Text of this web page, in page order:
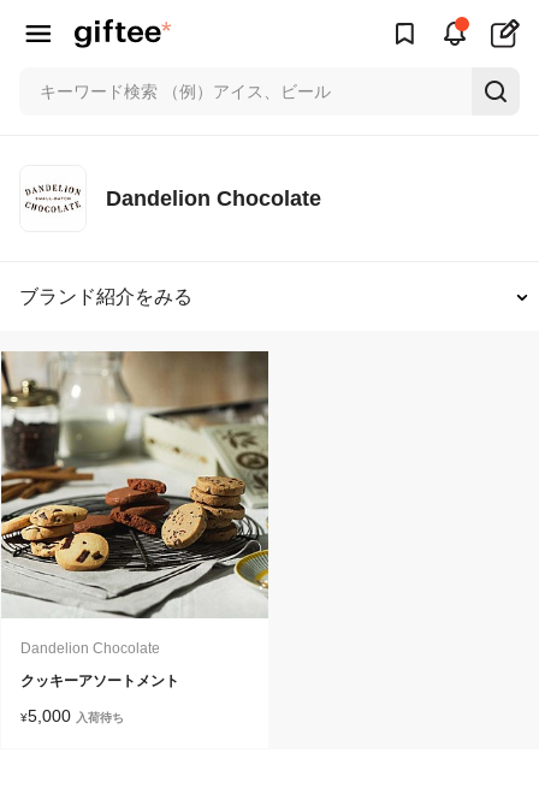
Dandelion Chocolate
ブランド紹介をみる
Dandelion Chocolate
クッキーアソートメント
¥5,000 入荷待ち